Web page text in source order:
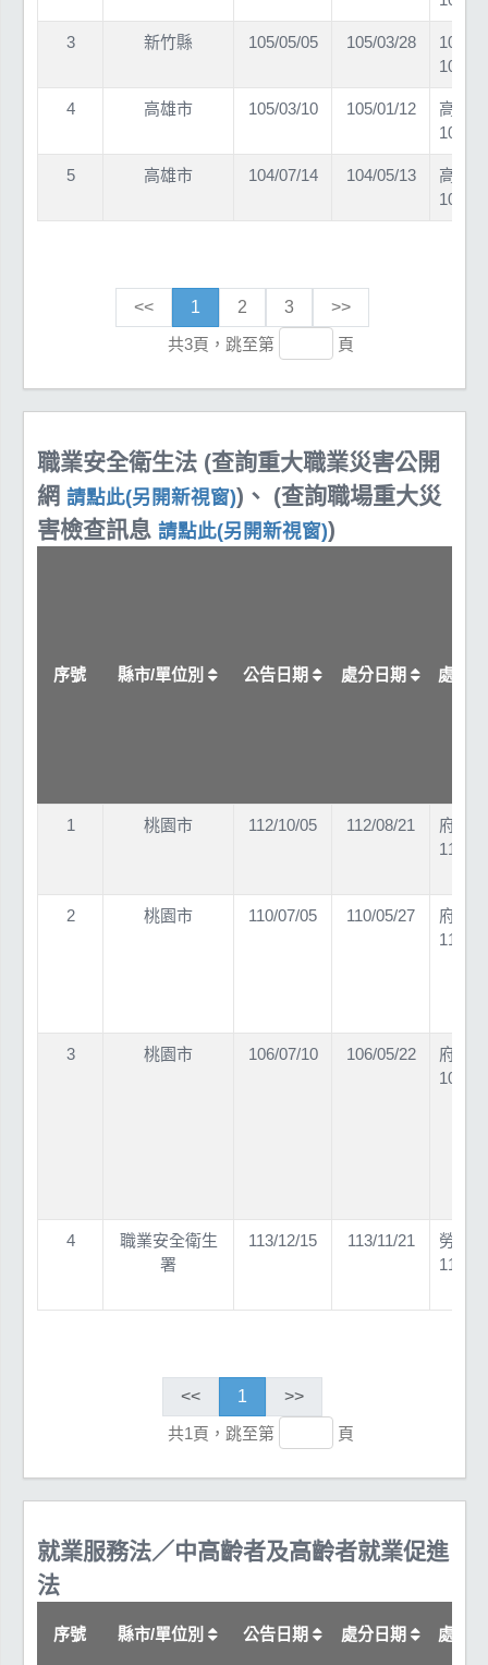
3 新竹縣 105/05/05 105/03/28
105年
4 高雄市 105/03/10 105/01/12
高市
5 高雄市 104/07/14 104/05/13
高市
<< 1 2 3
>>
共3頁，跳至第
頁
職業安全衛生法 (查詢重大職業災害公開
網 請點此(另開新視窗))、 (查詢職場重大災
害檢查訊息 請點此(另開新視窗))
序號 縣市/單位別 公告日期 處分日期 處分
1 桃園市 112/10/05 112/08/21
府勞
2 桃園市 110/07/05 110/05/27
府勞
3 桃園市 106/07/10 106/05/22
府勞
4
職業安全衛生
署
113/12/15 113/11/21
勞職
<< 1
>>
共1頁，跳至第
頁
就業服務法／中高齡者及高齡者就業促進
法
序號 縣市/單位別 公告日期 處分日期 處分